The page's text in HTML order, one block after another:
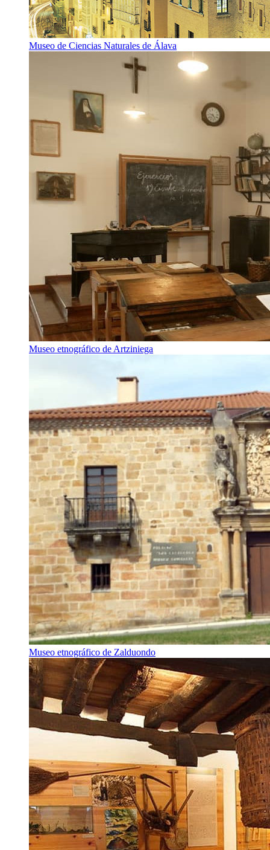
Museo de Ciencias Naturales de Álava
Museo etnográfico de Artziniega
Museo etnográfico de Zalduondo